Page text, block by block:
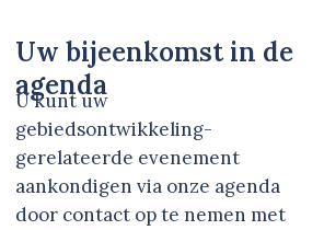
Uw bijeenkomst in de
agenda
U kunt uw
gebiedsontwikkeling-
gerelateerde evenement
aankondigen via onze agenda
door contact op te nemen met